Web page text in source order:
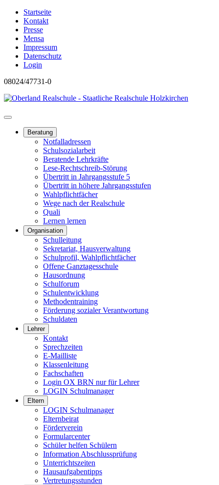
Startseite
Kontakt
Presse
Mensa
Impressum
Datenschutz
Login
08024/47731-0
Beratung
Notfalladressen
Schulsozialarbeit
Beratende Lehrkräfte
Lese-Rechtschreib-Störung
Übertritt in Jahrgangsstufe 5
Übertritt in höhere Jahrgangsstufen
Wahlpflichtfächer
Wege nach der Realschule
Quali
Lernen lernen
Organisation
Schulleitung
Sekretariat, Hausverwaltung
Schulprofil, Wahlpflichtfächer
Offene Ganztagesschule
Hausordnung
Schulforum
Schulentwicklung
Methodentraining
Förderung sozialer Verantwortung
Schuldaten
Lehrer
Kontakt
Sprechzeiten
E-Mailliste
Klassenleitung
Fachschaften
Login OX BRN nur für Lehrer
LOGIN Schulmanager
Eltern
LOGIN Schulmanager
Elternbeirat
Förderverein
Formularcenter
Schüler helfen Schülern
Information Abschlussprüfung
Unterrichtszeiten
Hausaufgabentipps
Vertretungsstunden